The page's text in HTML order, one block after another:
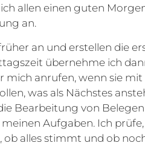
allen einen guten
an.
an und erstellen die
übernehme ich
mich anrufen, wenn sie
was als Nächstes
Bearbeitung von
Aufgaben. Ich
ob alles stimmt und ob